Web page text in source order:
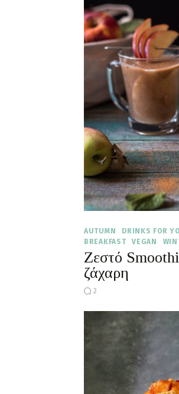
AUTUMN DRINKS FOR
BREAKFAST
VEGAN
Ζεστό
ζάχαρη
2